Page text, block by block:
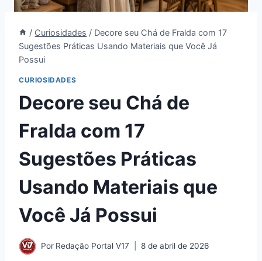
/ Curiosidades / Decore seu Chá de Fralda com 17
Sugestões Práticas Usando Materiais que Você Já
Possui
CURIOSIDADES
Decore seu Chá de
Fralda com 17
Sugestões Práticas
Usando Materiais que
Você Já Possui
Por Redação Portal V17 8 de abril de 2026